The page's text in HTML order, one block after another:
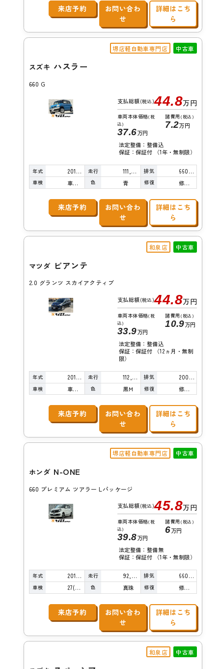
来店予約
お問い合わ
せ
詳細はこち
ら
堺店軽自動車専門店 中古車
スズキ ハスラー
660 G
支払総額(税込)44.8万円
車両本体価格(税
込)
37.6万円
諸費用 (税込)
7.2万円
法定整備：整備込
保証：保証付 （1年・無制限）
年式 2014年 走行 111,000km 排気 660cc
車検 車検整備付 色 青 修復 修復歴無し
来店予約
お問い合わ
せ
詳細はこち
ら
和泉店 中古車
マツダ ビアンテ
2.0 グランツ スカイアクティブ
支払総額(税込)44.8万円
車両本体価格(税
込)
33.9万円
諸費用 (税込)
10.9万円
法定整備：整備込
保証：保証付 （12ヵ月・無制
限）
年式 2014年 走行 112,000km 排気 2000cc
車検 車検整備付 色 黒Ｍ 修復 修復歴無し
来店予約
お問い合わ
せ
詳細はこち
ら
堺店軽自動車専門店 中古車
ホンダ N-ONE
660 プレミアム ツアラー Lパッケージ
支払総額(税込)45.8万円
車両本体価格(税
込)
39.8万円
諸費用 (税込)
6万円
法定整備：整備無
保証：保証付 （1年・無制限）
年式 2013年 走行 92,000km 排気 660cc
車検 27(R9)/03 色 真珠 修復 修復歴無し
来店予約
お問い合わ
せ
詳細はこち
ら
和泉店 中古車